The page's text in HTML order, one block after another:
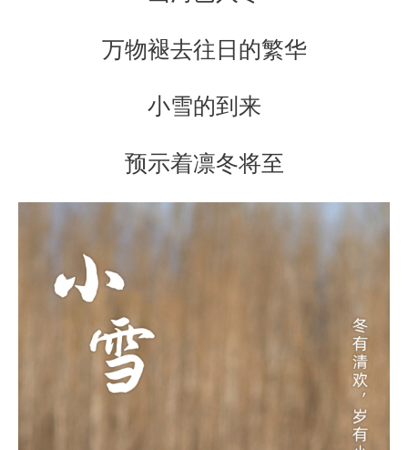
万物褪去往日的繁华
小雪的到来
预示着凛冬将至